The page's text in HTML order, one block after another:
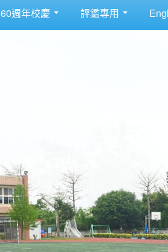
60週年校慶 評鑑專用